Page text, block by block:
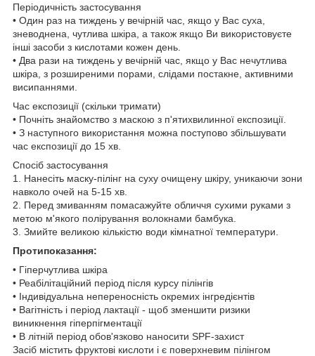
Періодичність застосування
• Один раз на тиждень у вечірній час, якщо у Вас суха,
зневоднена, чутлива шкіра, а також якщо Ви використовуєте
інші засоби з кислотами кожен день.
• Два рази на тиждень у вечірній час, якщо у Вас нечутлива
шкіра, з розширеними порами, слідами постакне, активними
висипаннями.
Час експозиції (скільки тримати)
• Почніть знайомство з маскою з п'ятихвилинної експозиції.
• З наступного використання можна поступово збільшувати
час експозиції до 15 хв.
Спосіб застосування
1. Нанесіть маску-пілінг на суху очищену шкіру, уникаючи зони
навколо очей на 5-15 хв.
2. Перед змиванням помасажуйте обличчя сухими руками з
метою м'якого полірування волокнами бамбука.
3. Змийте великою кількістю води кімнатної температури.
Протипоказання:
• Гіперчутлива шкіра
• Реабілітаційний період після курсу пілінгів
• Індивідуальна непереносність окремих інгредієнтів
• Вагітність і період лактації - щоб зменшити ризики
виникнення гіперпігментації
• В літній період обов'язково наносити SPF-захист
Засіб містить фруктові кислоти і є поверхневим пілінгом